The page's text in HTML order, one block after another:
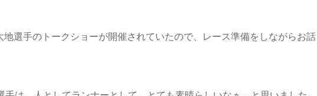
選手のトークショーが開催されていたので、レース準備をしながらお話